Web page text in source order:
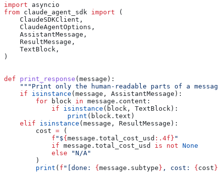
import asyncio
from claude_agent_sdk import (
    ClaudeSDKClient,
    ClaudeAgentOptions,
    AssistantMessage,
    ResultMessage,
    TextBlock,
)
def print_response (message ):
"""Print only the human-readable parts of a
    if
isinstance (message, AssistantMessage):
        for
block in message.content:
            if
isinstance (block, TextBlock):
                print
(block.text)
    elif
isinstance (message, ResultMessage):
        cost
= (
            f
"${message.total_cost_usd :.4f} "
            if
message.total_cost_usd is not None
            else
"N/A"
        )
        print
( f "[done: {message.subtype} , cost: {cost}